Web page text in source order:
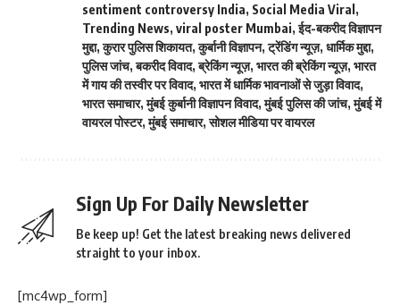
sentiment controversy India, Social Media Viral ,
Trending News, viral poster Mumbai,ईद-बकरीद विज्ञापन
मुद्दा,कुरार पुलिस शिकायत,कुर्बानी विज्ञापन,ट्रेंडिंग न्यूज़, धार्मिक मुद्दा,
पुलिस जांच,बकरीद विवाद,ब्रेकिंग न्यूज़, भारत की ब्रेकिंग न्यूज़, भारत
में गाय की तस्वीर पर विवाद, भारत में धार्मिक भावनाओं से जुड़ा विवाद,
भारत समाचार,मुंबई कुर्बानी विज्ञापन विवाद,मुंबई पुलिस की जांच,मुंबई में
वायरल पोस्टर,मुंबई समाचार,सोशल मीडिया पर वायरल
Sign Up For Daily Newsletter
Be keep up! Get the latest breaking news delivered
straight to your inbox.
[mc4wp_form]